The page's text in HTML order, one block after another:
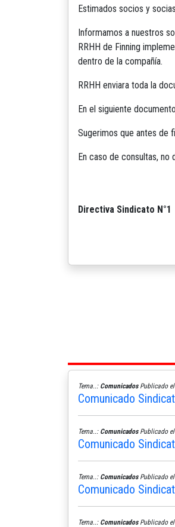
Estimados socios y
Informamos a nuestros
RRHH de Finning
dentro de la compañía.
RRHH enviara toda la
En el siguiente
Sugerimos que antes de
En caso de consultas, no
Directiva Sindicato N°1
Tema..: ComunicadosPublicado el
Comunicado
Tema..: ComunicadosPublicado el
Comunicado
Tema..: ComunicadosPublicado el
Comunicado
Tema..: ComunicadosPublicado el